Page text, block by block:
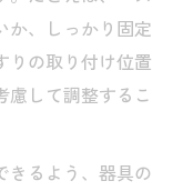
か、しっかり固定
りの取り付け位置
慮して調整するこ
きるよう、器具の